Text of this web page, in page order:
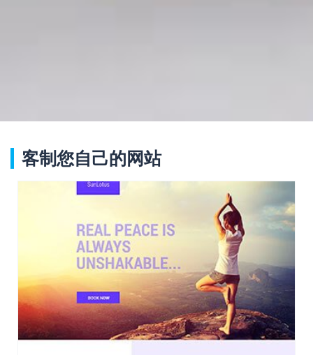
客制您自己的网站